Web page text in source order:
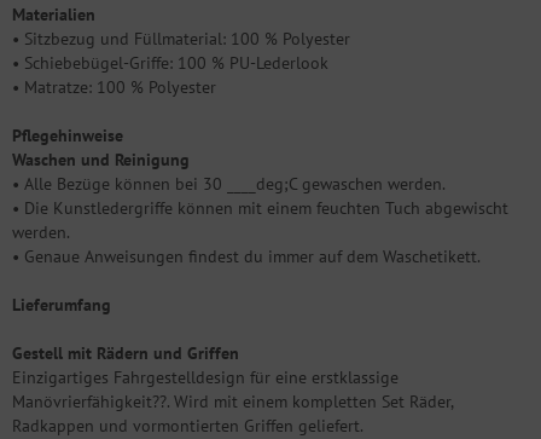
Materialien
• Sitzbezug und Füllmaterial: 100 % Polyester
• Schiebebügel-Griffe: 100 % PU-Lederlook
• Matratze: 100 % Polyester
Pflegehinweise
Waschen und Reinigung
• Alle Bezüge können bei 30 ____deg;C gewaschen werden.
• Die Kunstledergriffe können mit einem feuchten Tuch abgewischt
werden.
• Genaue Anweisungen findest du immer auf dem Waschetikett.
Lieferumfang
Gestell mit Rädern und Griffen
Einzigartiges Fahrgestelldesign für eine erstklassige
Manövrierfähigkeit??. Wird mit einem kompletten Set Räder,
Radkappen und vormontierten Griffen geliefert.